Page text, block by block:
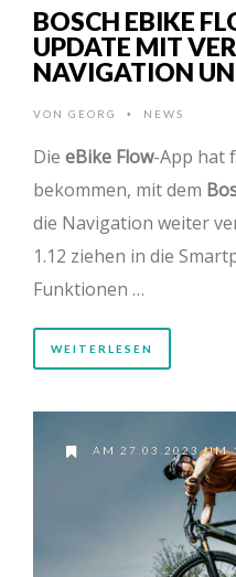
BOSCH EBIKE
UPDATE MIT
NAVIGATION
VON GEORG • NEWS
Die eBike Flow-App hat
bekommen, mit dem
die Navigation weiter
1.12 ziehen in die
Funktionen …
WEITERLESEN
AM 27.03.2023 UM